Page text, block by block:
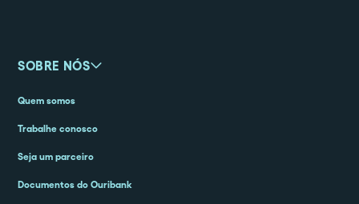
SOBRE NÓS
Quem somos
Trabalhe conosco
Seja um parceiro
Documentos do Ouribank